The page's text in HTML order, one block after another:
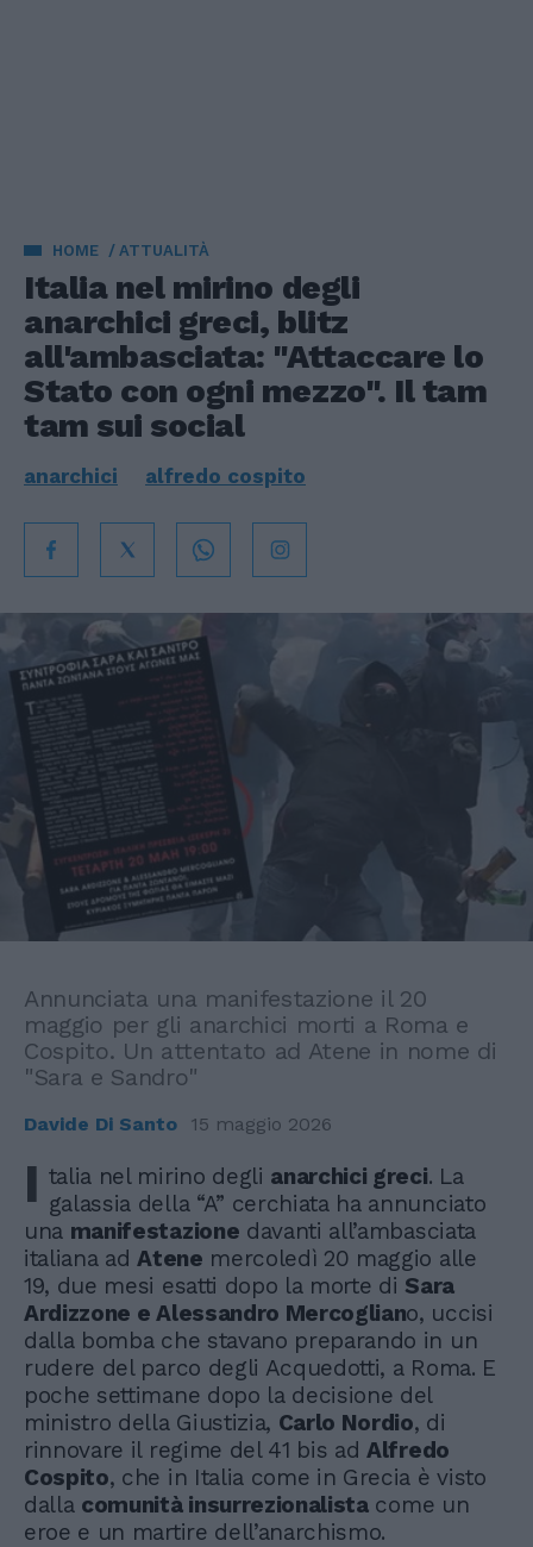
HOME ATTUALITÀ
Italia nel mirino degli
anarchici greci, blitz
all'ambasciata: "Attaccare lo
Stato con ogni mezzo". Il tam
tam sui social
anarchici alfredo cospito
Annunciata una manifestazione il 20
maggio per gli anarchici morti a Roma e
Cospito. Un attentato ad Atene in nome di
"Sara e Sandro"
Davide Di Santo 15 maggio 2026
I talia nel mirino degli anarchici greci. La
galassia della “A” cerchiata ha annunciato
una manifestazione davanti all’ambasciata
italiana adAtene mercoledì 20 maggio alle
19, due mesi esatti dopo la morte di Sara
Ardizzone e Alessandro Mercogliano, uccisi
dalla bomba che stavano preparando in un
rudere del parco degli Acquedotti, a Roma. E
poche settimane dopo la decisione del
ministro della Giustizia, Carlo Nordio, di
rinnovare il regime del 41 bis adAlfredo
Cospito, che in Italia come in Grecia è visto
dalla comunità insurrezionalistacome un
eroe e un martire dell’anarchismo.